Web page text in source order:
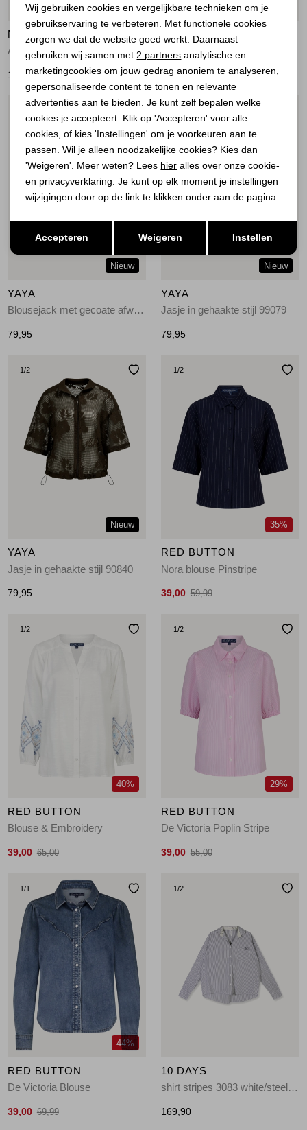
Nieuw
NUKUS
Angie Blouse Tie Paisley 318 offwhite/toffee
119,95
Nieuw
YAYA
69,95
Nieuw
YAYA
Blousejack met gecoate afwerki 90840
79,95
Nieuw
YAYA
Jasje in gehaakte stijl 99079
79,95
1/2
Nieuw
YAYA
Jasje in gehaakte stijl 90840
79,95
1/2
35%
RED BUTTON
Nora blouse Pinstripe
39,00 59,99
1/2
40%
RED BUTTON
Blouse & Embroidery
39,00 65,00
1/2
29%
RED BUTTON
De Victoria Poplin Stripe
39,00 55,00
1/1
44%
RED BUTTON
De Victoria Blouse
39,00 69,99
1/2
10 DAYS
shirt stripes 3083 white/steel blue
169,90
Personalisatie cookies
Analytische cookies
Marketing cookies
Wij gebruiken cookies en vergelijkbare technieken om je
gebruikservaring te verbeteren. Met functionele cookies
zorgen we dat de website goed werkt. Daarnaast
gebruiken wij samen met 2 partners analytische en
marketingcookies om jouw gedrag anoniem te analyseren,
gepersonaliseerde content te tonen en relevante
advertenties aan te bieden. Je kunt zelf bepalen welke
cookies je accepteert. Klik op 'Accepteren' voor alle
cookies, of kies 'Instellingen' om je voorkeuren aan te
passen. Wil je alleen noodzakelijke cookies? Kies dan
'Weigeren'. Meer weten? Lees hier alles over onze cookie-
en privacyverklaring. Je kunt op elk moment je instellingen
wijzigingen door op de link te klikken onder aan de pagina.
Accepteren Weigeren Instellen